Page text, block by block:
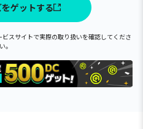
ゲットする
スサイトで実際の取り扱いを確認してくださ
い。